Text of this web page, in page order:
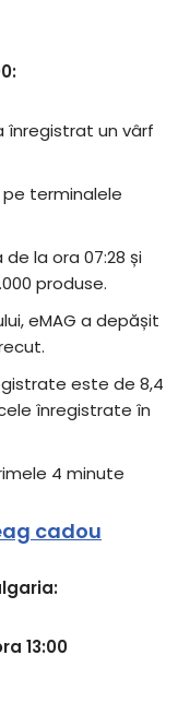
înregistrat un vârf
terminalele
de la ora 07:28 și
produse.
eMAG a depășit
este de 8,4
înregistrate în
4 minute
cadou
13:00